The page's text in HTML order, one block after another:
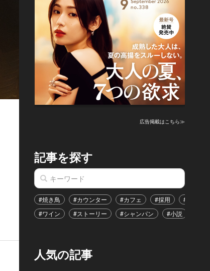
広告掲載はこちら≫
記事を探す
#焼き鳥 #カウンター #カフェ #採用
#恋愛
#ワイン
#ストーリー #シャンパン #小説
人気の記事